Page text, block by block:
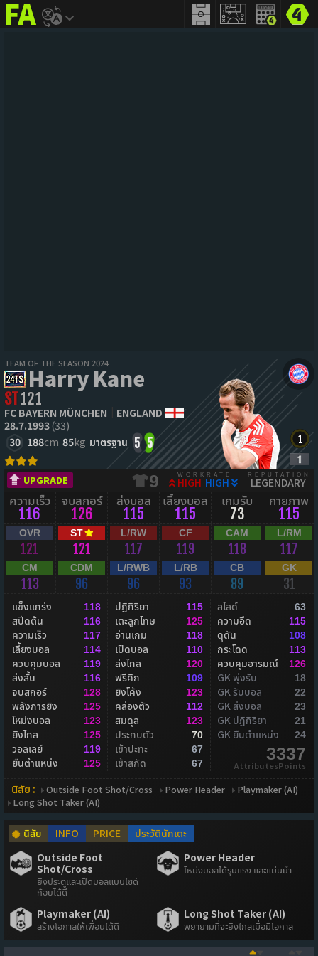
addict
TEAM OF THE SEASON 2024
Harry Kane
ST121
FC BAYERN MÜNCHEN
ENGLAND
28.7.1993(33)
30 188cm 85kg มาตรฐาน 5 5
UPGRADE 9 WORKRATE
HIGH HIGH
REPUTATION
LEGENDARY
ความเร็ว
116
จบสกอร์
126
ส่งบอล
115
เลี้ยงบอล
115
เกมรับ
73
กายภาพ
115
OVR
121
ST
121
L/RW
117
CF
119
CAM
118
L/RM
117
CM
113
CDM
96
L/RWB
96
L/RB
93
CB
89
GK
31
แข็งแกร่ง 118
สปีดต้น 116
ความเร็ว 117
เลี้ยงบอล 114
ควบคุมบอล 119
ส่งสั้น 116
จบสกอร์ 128
พลังการยิง 125
โหม่งบอล 123
ยิงไกล 125
วอลเลย์ 119
ยืนตำแหน่ง 125
ปฏิกิริยา 115
เตะลูกโทษ 125
อ่านเกม 118
เปิดบอล 110
ส่งไกล 120
ฟรีคิก 109
ยิงโค้ง 123
คล่องตัว 112
สมดุล 123
ประกบตัว 70
เข้าปะทะ 67
เข้าสกัด 67
สไลด์ 63
ความอึด 115
ดุดัน 108
กระโดด 113
ควบคุมอารมณ์ 126
GK พุ่งรับ 18
GK รับบอล 22
GK ส่งบอล 23
GK ปฏิกิริยา 21
GK ยืนตำแหน่ง 24
3337
AttributesPoints
นิสัย : Outside Foot Shot/Cross Power Header
Playmaker (AI)
Long Shot Taker (AI)
นิสัย INFO PRICE
ประวัตินักเตะ
Outside Foot
Shot/Cross
ยิงประตูและเปิดบอลแบบไซด์
ก้อยได้ดี
Power Header
โหม่งบอลได้รุนแรง และแม่นยำ
Playmaker (AI)
สร้างโอกาสให้เพื่อนได้ดี
Long Shot Taker (AI)
พยายามที่จะยิงไกลเมื่อมีโอกาส